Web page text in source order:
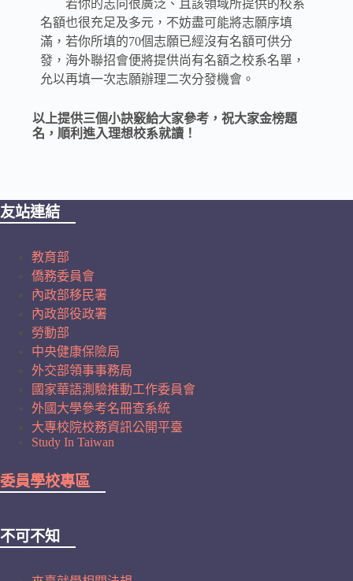
若你的志向很廣泛、且該領域所提供的校系
名額也很充足及多元，不妨盡可能將志願序填
滿，若你所填的70個志願已經沒有名額可供分
發，海外聯招會便將提供尚有名額之校系名單，
允以再填一次志願辦理二次分發機會。
以上提供三個小訣竅給大家參考，祝大家金榜題
名，順利進入理想校系就讀！
友站連結
教育部
僑務委員會
內政部移民署
內政部役政署
勞動部
中央健康保險局
外交部領事事務局
國家華語測驗推動工作委員會
外國大學參考名冊查系統
大專校院校務資訊公開平臺
Study In Taiwan
委員學校專區
不可不知